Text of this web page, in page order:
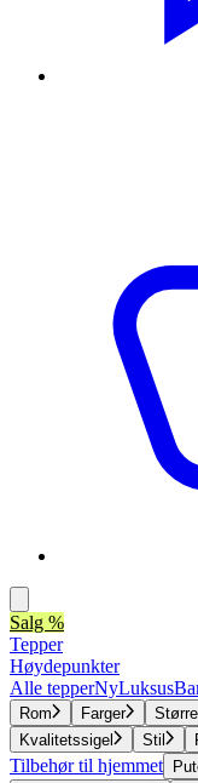
Salg %
Tepper
Høydepunkter
Alle tepperNyLuksus
Rom Farger
Kvalitetssigel
Stil
Tilbehør til hjemmet